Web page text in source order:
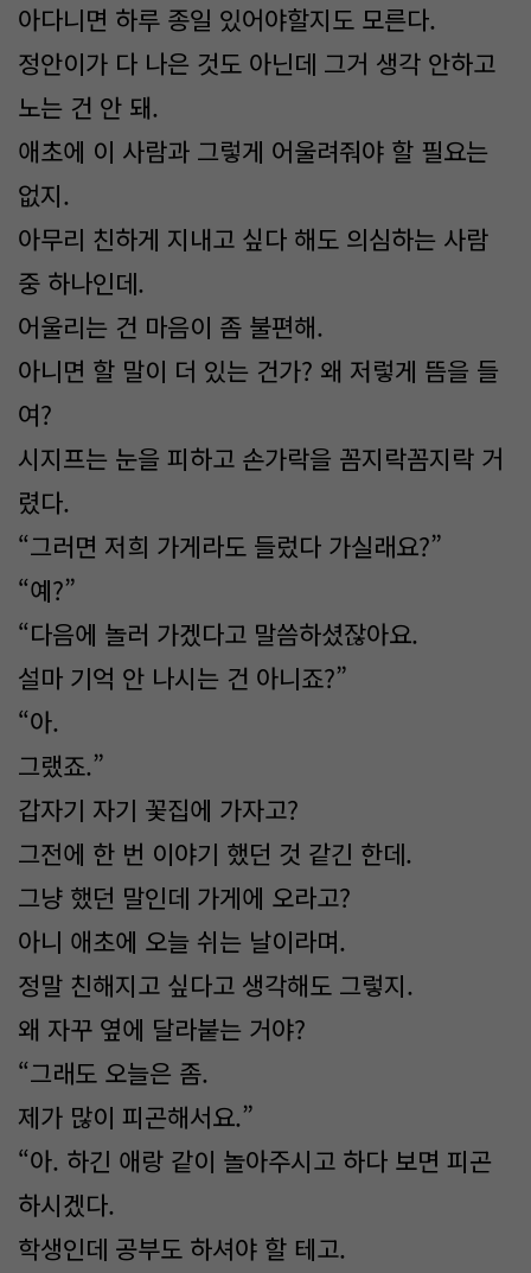
아다니면 하루 종일 있어야할지도 모른다.
정안이가 다 나은 것도 아닌데 그거 생각 안하고
노는 건 안 돼.
애초에 이 사람과 그렇게 어울려줘야 할 필요는
없지.
아무리 친하게 지내고 싶다 해도 의심하는 사람
중 하나인데.
어울리는 건 마음이 좀 불편해.
아니면 할 말이 더 있는 건가? 왜 저렇게 뜸을 들
여?
시지프는 눈을 피하고 손가락을 꼼지락꼼지락 거
렸다.
“그러면 저희 가게라도 들렀다 가실래요?”
“예?”
“다음에 놀러 가겠다고 말씀하셨잖아요.
설마 기억 안 나시는 건 아니죠?”
“아.
그랬죠.”
갑자기 자기 꽃집에 가자고?
그전에 한 번 이야기 했던 것 같긴 한데.
그냥 했던 말인데 가게에 오라고?
아니 애초에 오늘 쉬는 날이라며.
정말 친해지고 싶다고 생각해도 그렇지.
왜 자꾸 옆에 달라붙는 거야?
“그래도 오늘은 좀.
제가 많이 피곤해서요.”
“아. 하긴 애랑 같이 놀아주시고 하다 보면 피곤
하시겠다.
학생인데 공부도 하셔야 할 테고.